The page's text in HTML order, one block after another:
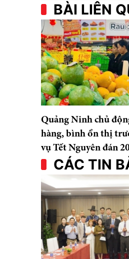
BÀI LIÊN
Quảng Ninh chủ
hàng, bình ổn thị
vụ Tết Nguyên đán
CÁC TIN